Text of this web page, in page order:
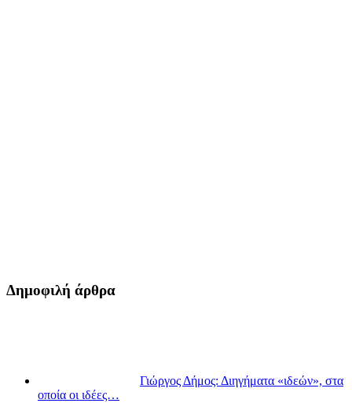
Δημοφιλή άρθρα
Γιώργος Δήμος: Διηγήματα «ιδεών», στα
οποία οι ιδέες…